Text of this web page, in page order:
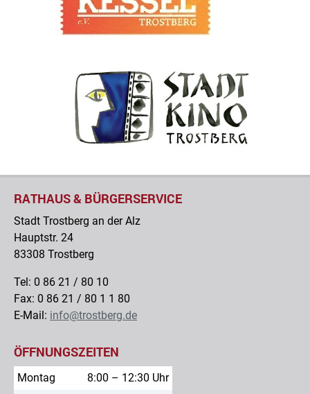
RATHAUS & BÜRGERSERVICE
Stadt Trostberg an der Alz
Hauptstr. 24
83308 Trostberg
Tel: 0 86 21 / 80 10
Fax: 0 86 21 / 80 1 1 80
E-Mail: info@trostberg.de
ÖFFNUNGSZEITEN
Montag
8:00 – 12:30 Uhr